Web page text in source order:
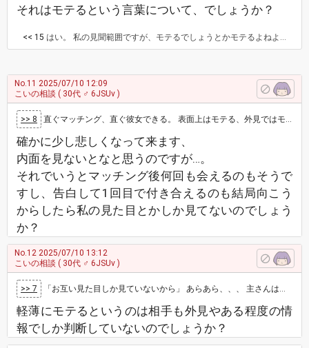
それはモテるという言葉について、でしょうか？
<< 15 はい。 私の見聞範囲ですが、モテるでしょうとかモテるよねよね？って言われるのは、内面ではなくて外見重視のことが多いです。 心理学的にも、最初は外見から入ると立証されてますから、主さんの外見はモテると思っていいのでは？
No.11 2025/07/10 12:09
こいの相談 ( 30代 ♂ 6JSUv )
>> 8 直ぐマッチング、直ぐ彼女できる。 表面上はモテる、外見ではモテるということなんでしょうね。 表面上は。 モテる、でいいんじゃないですか…
確かに少し悲しくなって来ます、
内面を見ないとなと思うのですが…。
それでいうとマッチング後何回も会えるのもそうで
すし、告白して1回目で付き合えるのも結局向こう
からしたら私の見た目とかしか見てないのでしょう
か？
No.12 2025/07/10 13:12
こいの相談 ( 30代 ♂ 6JSUv )
>> 7 「お互い見た目しか見ていないから」 あらあら、、、 主さんは人柄を確かめずに告白とかするのですか？ だとしたら、 類友による…
軽薄にモテるというのは相手も外見やある程度の情
報でしか判断していないのでしょうか？